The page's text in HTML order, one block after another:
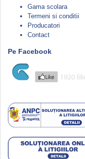
Gama scolara
Termeni si conditii
Producatori
Contact
Pe Facebook